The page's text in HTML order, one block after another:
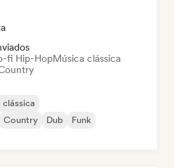
fi Hip-HopMúsica clássica
clássica
Country Dub
Funk